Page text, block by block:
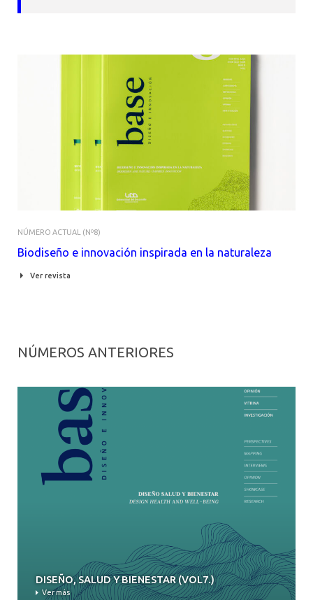
NÚMERO ACTUAL (Nº8)
Biodiseño e innovación inspirada en la naturaleza
Ver revista
NÚMEROS ANTERIORES
DISEÑO, SALUD Y BIENESTAR (VOL7.)
Ver más